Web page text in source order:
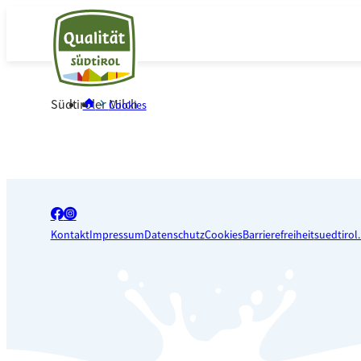
Südtiroler Milch
Cookies
facebook_big
instagram_big
KontaktImpressumDatenschutzCookiesBarrierefreiheit